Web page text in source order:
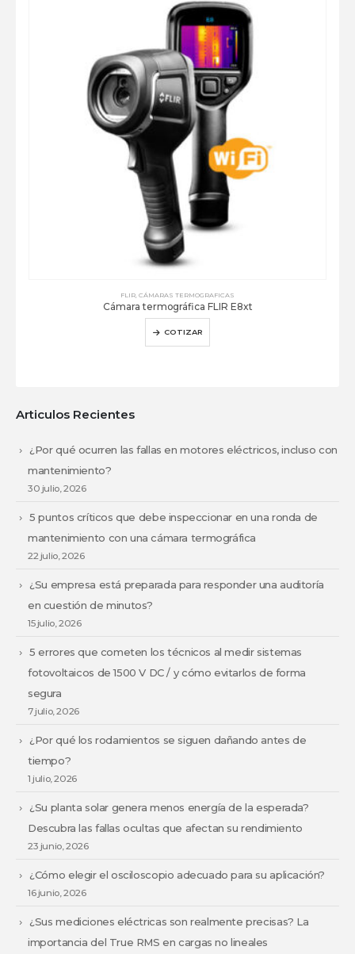
FLIR, CÁMARAS TERMOGRAFICAS
Cámara termográfica FLIR E8xt
COTIZAR
Articulos Recientes
¿Por qué ocurren las fallas en motores eléctricos, incluso con
mantenimiento?
30 julio, 2026
5 puntos críticos que debe inspeccionar en una ronda de
mantenimiento con una cámara termográfica
22 julio, 2026
¿Su empresa está preparada para responder una auditoría
en cuestión de minutos?
15 julio, 2026
5 errores que cometen los técnicos al medir sistemas
fotovoltaicos de 1500 V DC / y cómo evitarlos de forma
segura
7 julio, 2026
¿Por qué los rodamientos se siguen dañando antes de
tiempo?
1 julio, 2026
¿Su planta solar genera menos energía de la esperada?
Descubra las fallas ocultas que afectan su rendimiento
23 junio, 2026
¿Cómo elegir el osciloscopio adecuado para su aplicación?
16 junio, 2026
¿Sus mediciones eléctricas son realmente precisas? La
importancia del True RMS en cargas no lineales